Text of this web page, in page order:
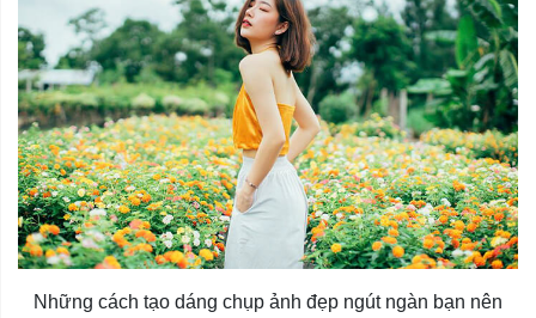
Những cách tạo dáng chụp ảnh đẹp ngút ngàn bạn nên